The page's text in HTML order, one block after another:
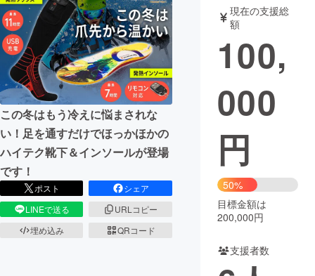
アート・写真 音楽
テクノロジー・ガジェット ゲーム・サ
映像・映画
ビジネス・起業
まちづくり・地域活性化
CAMPFIRE for Social Good
CAMPFIRE Creation
CAMPFIREふるさと納税
コミュニティ
この冬はもう冷えに悩まされな
い！足を通すだけでほっかほかの
ハイテク靴下＆インソールが登場
です！
ポスト
シェア
LINEで送る
URLコピー
埋め込み
QRコード
現在の支援総
額
100,
000
円
50%
目標金額は
200,000円
支援者数